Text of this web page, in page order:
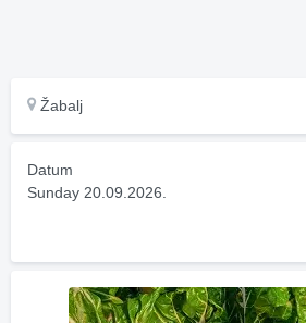
Žabalj
Datum
Sunday 20.09.2026.